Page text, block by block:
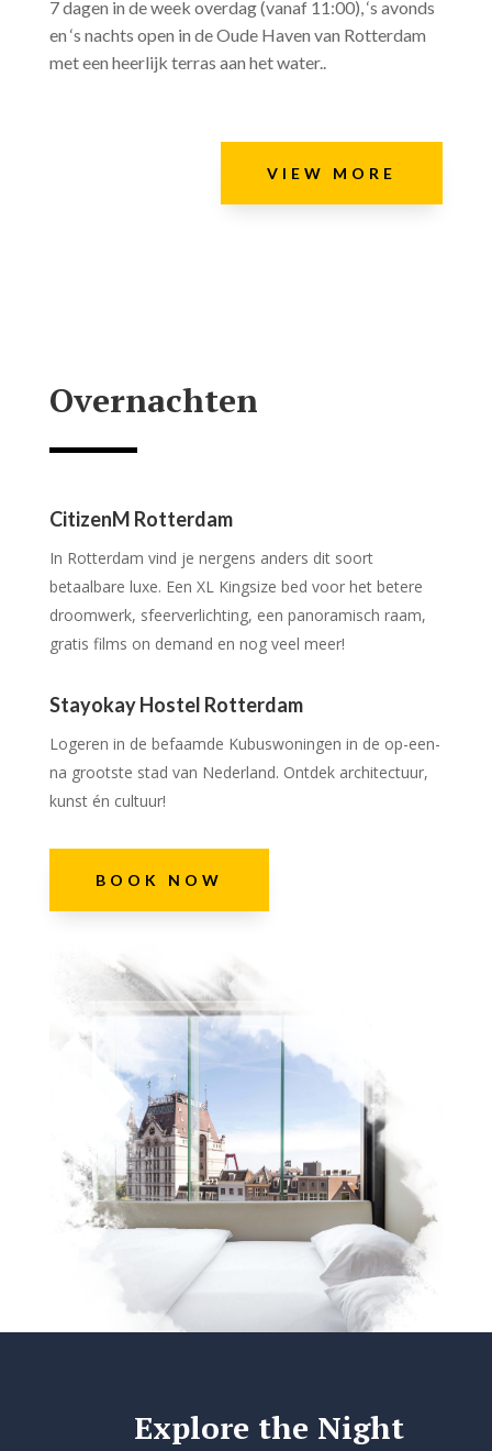
7 dagen in de week overdag (vanaf 11:00), ‘s avonds
en ‘s nachts open in de Oude Haven van Rotterdam
met een heerlijk terras aan het water..
VIEW MORE
Overnachten
CitizenM Rotterdam
In Rotterdam vind je nergens anders dit soort
betaalbare luxe. Een XL Kingsize bed voor het betere
droomwerk, sfeerverlichting, een panoramisch raam,
gratis films on demand en nog veel meer!
Stayokay Hostel Rotterdam
Logeren in de befaamde Kubuswoningen in de op-een-
na grootste stad van Nederland. Ontdek architectuur,
kunst én cultuur!
BOOK NOW
Explore the Night